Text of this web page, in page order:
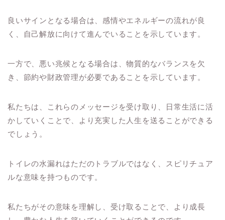
良いサインとなる場合は、感情やエネルギーの流れが良
く、自己解放に向けて進んでいることを示しています。
一方で、悪い兆候となる場合は、物質的なバランスを欠
き、節約や財政管理が必要であることを示しています。
私たちは、これらのメッセージを受け取り、日常生活に活
かしていくことで、より充実した人生を送ることができる
でしょう。
トイレの水漏れはただのトラブルではなく、スピリチュア
ルな意味を持つものです。
私たちがその意味を理解し、受け取ることで、より成長